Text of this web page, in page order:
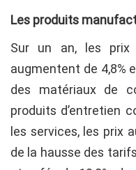
Les produits
Sur un an, les prix
augmentent de 4,8%
des matériaux de
produits d’entretien
les services, les prix
de la hausse des